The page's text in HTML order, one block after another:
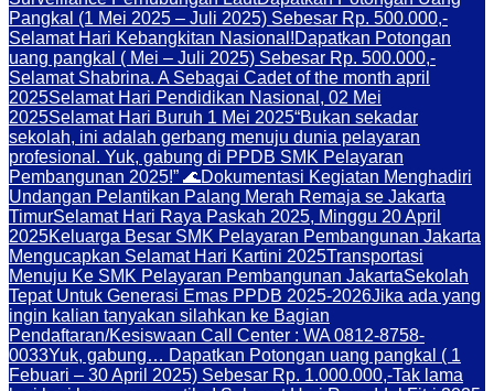
Pangkal (1 Mei 2025 – Juli 2025) Sebesar Rp. 500.000,-
Selamat Hari Kebangkitan Nasional!Dapatkan Potongan
uang pangkal ( Mei – Juli 2025) Sebesar Rp. 500.000,-
Selamat Shabrina. A Sebagai Cadet of the month april
2025Selamat Hari Pendidikan Nasional, 02 Mei
2025Selamat Hari Buruh 1 Mei 2025“Bukan sekadar
sekolah, ini adalah gerbang menuju dunia pelayaran
profesional. Yuk, gabung di PPDB SMK Pelayaran
Pembangunan 2025!” 🌊Dokumentasi Kegiatan Menghadiri
Undangan Pelantikan Palang Merah Remaja se Jakarta
TimurSelamat Hari Raya Paskah 2025, Minggu 20 April
2025Keluarga Besar SMK Pelayaran Pembangunan Jakarta
Mengucapkan Selamat Hari Kartini 2025Transportasi
Menuju Ke SMK Pelayaran Pembangunan JakartaSekolah
Tepat Untuk Generasi Emas PPDB 2025-2026Jika ada yang
ingin kalian tanyakan silahkan ke Bagian
Pendaftaran/Kesiswaan Call Center : WA 0812-8758-
0033Yuk, gabung… Dapatkan Potongan uang pangkal ( 1
Febuari – 30 April 2025) Sebesar Rp. 1.000.000,-Tak lama